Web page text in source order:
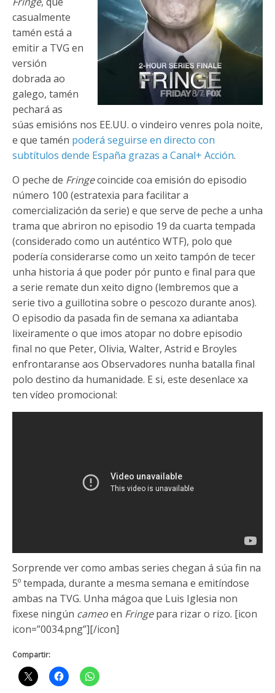
casualmente
tamén está a
emitir a TVG en
versión
dobrada ao
galego, tamén
pechará as
súas emisións nos EE.UU. o vindeiro venres pola noite,
e que tamén poderá seguirse en directo con
subtítulos dende España grazas a Canal+ Acción.
O peche de Fringecoincide coa emisión do episodio
número 100 (estratexia para facilitar a
comercialización da serie) e que serve de peche a unha
trama que abriron no episodio 19 da cuarta tempada
(considerado como un auténtico WTF), polo que
podería considerarse como un xeito tampón de tecer
unha historia á que poder pór punto e final para que
a serie remate dun xeito digno (lembremos que a
serie tivo a guillotina sobre o pescozo durante anos).
O episodio da pasada fin de semana xa adiantaba
lixeiramente o que imos atopar no dobre episodio
final no que Peter, Olivia, Walter, Astrid e Broyles
enfrontaranse aos Observadores nunha batalla final
polo destino da humanidade. E si, este desenlace xa
ten vídeo promocional:
Sorprende ver como ambas series chegan á súa fin na
5º tempada, durante a mesma semana e emitíndose
ambas na TVG. Unha mágoa que Luis Iglesia non
fixese ningún cameoen Fringepara rizar o rizo. [icon
icon=”0034.png”][/icon]
Compartir: